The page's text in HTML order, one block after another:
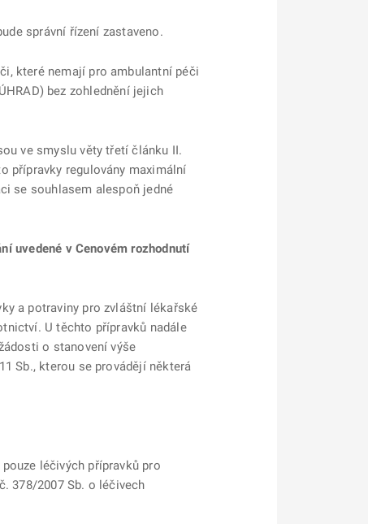
správní řízení zastaveno.
které nemají pro ambulantní péči
bez zohlednění jejich
ve smyslu věty třetí článku II.
přípravky regulovány maximální
se souhlasem alespoň jedné
uvedené v Cenovém rozhodnutí
a potraviny pro zvláštní lékařské
U těchto přípravků nadále
o stanovení výše
Sb., kterou se provádějí některá
léčivých přípravků pro
378/2007 Sb. o léčivech